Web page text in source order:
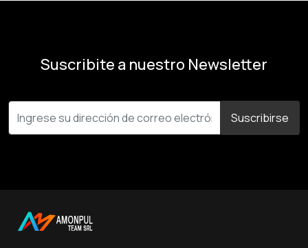
Suscribite a nuestro Newsletter
Suscribirse